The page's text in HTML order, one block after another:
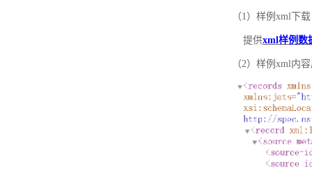
（1）样例xml下载
提供xml样例数
（2）样例xml内